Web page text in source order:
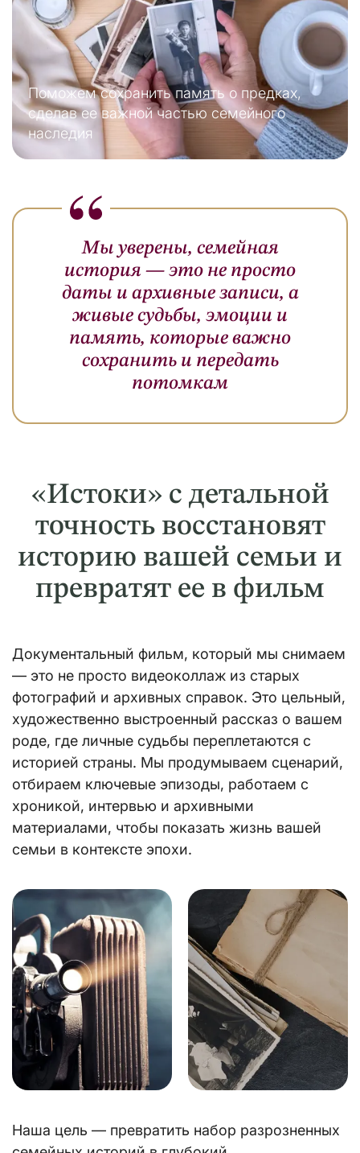
Поможем сохранить память о предках,
сделав ее важной частью семейного
наследия
Мы уверены, семейная
история — это не просто
даты и архивные записи, а
живые судьбы, эмоции и
память, которые важно
сохранить и передать
потомкам
«Истоки» с детальной
точность восстановят
историю вашей семьи и
превратят ее в фильм
Документальный фильм, который мы снимаем
— это не просто видеоколлаж из старых
фотографий и архивных справок. Это цельный,
художественно выстроенный рассказ о вашем
роде, где личные судьбы переплетаются с
историей страны. Мы продумываем сценарий,
отбираем ключевые эпизоды, работаем с
хроникой, интервью и архивными
материалами, чтобы показать жизнь вашей
семьи в контексте эпохи.
Наша цель — превратить набор разрозненных